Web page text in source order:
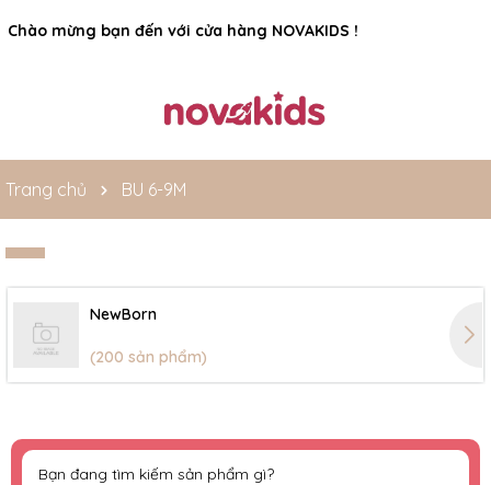
Chào mừng bạn đến với cửa hàng NOVAKIDS !
Trang chủ BU 6-9M
NewBorn
(200 sản phẩm)